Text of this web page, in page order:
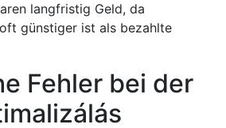
langfristig Geld, da
günstiger ist als bezahlte
Fehler bei der